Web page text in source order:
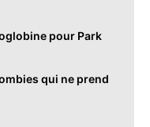
pour Park
qui ne prend